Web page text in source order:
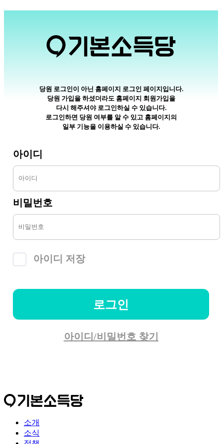
당원 로그인이 아닌 홈페이지 로그인 페이지입니다.
당원 가입을 하셨더라도 홈페이지 회원가입을
다시 해주셔야 로그인하실 수 있습니다.
로그인하면 당원 여부를 알 수 있고 홈페이지의
일부 기능을 이용하실 수 있습니다.
아이디
비밀번호
아이디 저장
로그인
아이디/비밀번호 찾기
소개
소식